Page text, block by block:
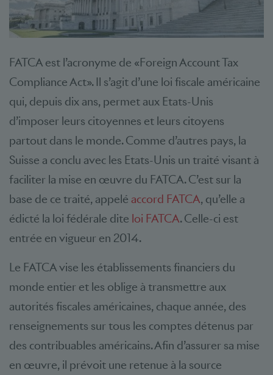
FATCA est l’acronyme de «Foreign Account Tax
Compliance Act». Il s’agit d’une loi fiscale américaine
qui, depuis dix ans, permet aux Etats-Unis
d’imposer leurs citoyennes et leurs citoyens
partout dans le monde. Comme d’autres pays, la
Suisse a conclu avec les Etats-Unis un traité visant à
faciliter la mise en œuvre du FATCA. C’est sur la
base de ce traité, appelé accord FATCA, qu’elle a
édicté la loi fédérale dite loi FATCA. Celle-ci est
entrée en vigueur en 2014.
Le FATCA vise les établissements financiers du
monde entier et les oblige à transmettre aux
autorités fiscales américaines, chaque année, des
renseignements sur tous les comptes détenus par
des contribuables américains. Afin d’assurer sa mise
en œuvre, il prévoit une retenue à la source